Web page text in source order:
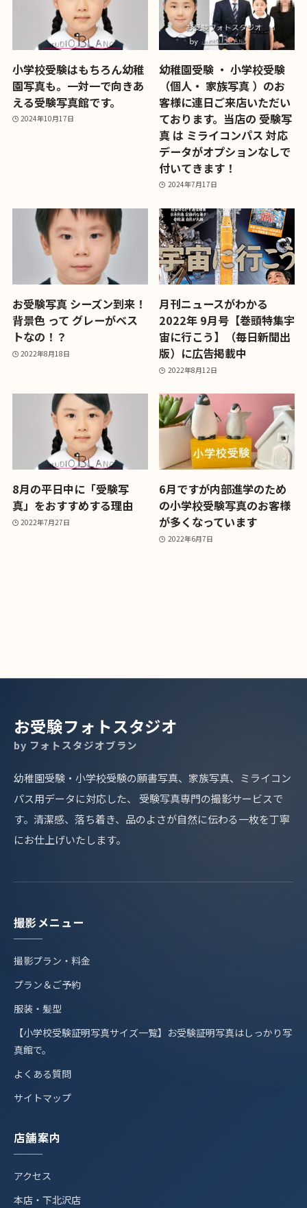
小学校受験はもちろん幼稚
園写真も。一対一で向きあ
える受験写真館です。
2024年10月17日
幼稚園受験 ・ 小学校受験
（個人・ 家族写真 ）のお
客様に連日ご来店いただい
ております。当店の 受験写
真 は ミライコンパス 対応
データがオプションなしで
付いてきます！
2024年7月17日
お受験写真 シーズン到来！
背景色 って グレーがベス
トなの！？
2022年8月18日
月刊ニュースがわかる
2022年 9月号【巻頭特集宇
宙に行こう】（毎日新聞出
版）に広告掲載中
2022年8月12日
8月の平日中に「受験写
真」をおすすめする理由
2022年7月27日
6月ですが内部進学のため
の小学校受験写真のお客様
が多くなっています
2022年6月7日
お受験フォトスタジオ
by フォトスタジオブラン
幼稚園受験・小学校受験の願書写真、家族写真、ミライコン
パス用データに対応した、 受験写真専門の撮影サービスで
す。清潔感、落ち着き、品のよさが自然に伝わる一枚を丁寧
にお仕上げいたします。
撮影メニュー
撮影プラン・料金
プラン＆ご予約
服装・髪型
【小学校受験証明写真サイズ一覧】お受験証明写真はしっかり写
真館で。
よくある質問
サイトマップ
店舗案内
アクセス
本店・下北沢店